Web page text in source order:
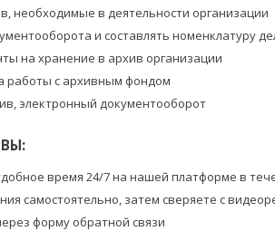
необходимые в деятельности организации
и составлять номенклатуру
на хранение в архив организации
работы с архивным фондом
электронный документооборот
время 24/7 на нашей платформе в
самостоятельно, затем сверяете с
форму обратной связи